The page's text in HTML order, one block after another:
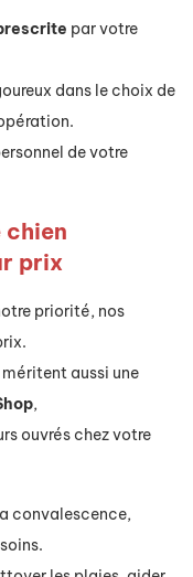
par votre
dans le choix de
de votre
chien
prix
priorité, nos
aussi une
,
ouvrés chez votre
convalescence,